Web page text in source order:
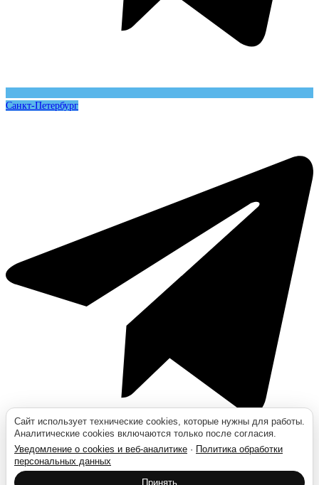
Санкт-Петербург
Москва
Сайт использует технические cookies, которые нужны для работы.
Аналитические cookies включаются только после согласия.
Уведомление о cookies и веб-аналитике · Политика обработки
персональных данных
Принять